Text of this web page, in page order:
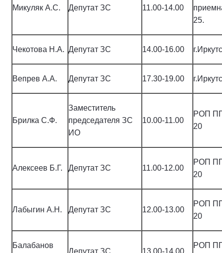
Микуляк А.С. Депутат ЗС 11.00-14.00
25.
Чекотова Н.А. Депутат ЗС 14.00-16.00
Вепрев А.А. Депутат ЗС 17.30-19.00
Брилка С.Ф.
Заместитель
председателя ЗС
ИО
10.00-11.00
РОП
20
Алексеев Б.Г. Депутат ЗС 11.00-12.00
РОП
20
Лабыгин А.Н. Депутат ЗС 12.00-13.00
РОП
20
Балабанов
Депутат ЗС 13.00-14.00
РОП